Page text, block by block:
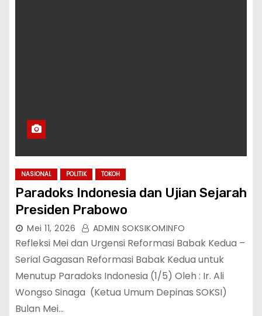
NASIONAL POLITIK TOKOH
Paradoks Indonesia dan Ujian Sejarah
Presiden Prabowo
Mei 11, 2026 ADMIN SOKSIKOMINFO
Refleksi Mei dan Urgensi Reformasi Babak Kedua –
Serial Gagasan Reformasi Babak Kedua untuk
Menutup Paradoks Indonesia (1/5) Oleh : Ir. Ali
Wongso Sinaga (Ketua Umum Depinas SOKSI)
Bulan Mei…